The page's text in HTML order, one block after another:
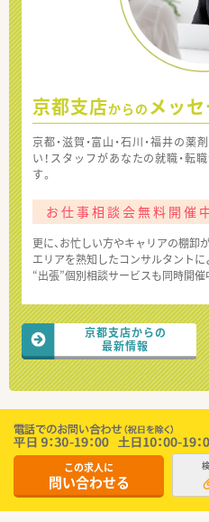
京都支店からの メッ
京都・滋賀・富山・石川・福井の
い！スタッフがあなたの就職・転
す。
お仕事相談会無料開催中
更に、お忙しい方やキャリアの棚卸
エリアを熟知したコンサルタントに
“出張”個別相談サービスも同時開催
京都支店からの
最新情報
この求人に
問い合わせる